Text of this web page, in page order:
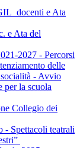
e Ata
e Ata del
2027 - Percorsi
delle
- Avvio
per la scuola
Collegio dei
- Spettacoli teatrali